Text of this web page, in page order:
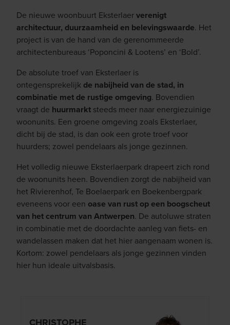
De nieuwe woonbuurt Eksterlaerverenigt
architectuur, duurzaamheid en belevingswaarde. Het
project is van de hand van de gerenommeerde
architectenbureaus ‘Poponcini & Lootens’ en ‘Bold’.
De absolute troef van Eksterlaer is
ontegensprekelijk de nabijheid van de stad, in
combinatie met de rustige omgeving. Bovendien
vraagt de huurmarkt steeds meer naar energiezuinige
woonunits. Een groene omgeving zoals Eksterlaer,
dicht bij de stad, is dan ook een grote troef voor
huurders; zowel pendelaars als jonge gezinnen.
Het volledig nieuwe Eksterlaerpark drapeert zich rond
de woonunits heen. Bovendien zorgt de nabijheid van
het Rivierenhof, Te Boelaerpark en Boekenbergpark
eveneens voor een oase van rust op een boogscheut
van het centrum van Antwerpen. De autoluwe straten
in combinatie met de doordachte aanleg van fiets- en
wandelassen maken dat het hier aangenaam wonen is.
Kortom: zowel pendelaars als jonge gezinnen vinden
hier hun ideale uitvalsbasis.
CHRISTOPHE